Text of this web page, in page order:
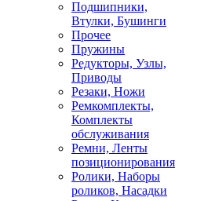
Подшипники,
Втулки, Бушинги
Прочее
Пружины
Редукторы, Узлы,
Приводы
Резаки, Ножи
Ремкомплекты,
Комплекты
обслуживания
Ремни, Ленты
позиционирования
Ролики, Наборы
роликов, Насадки